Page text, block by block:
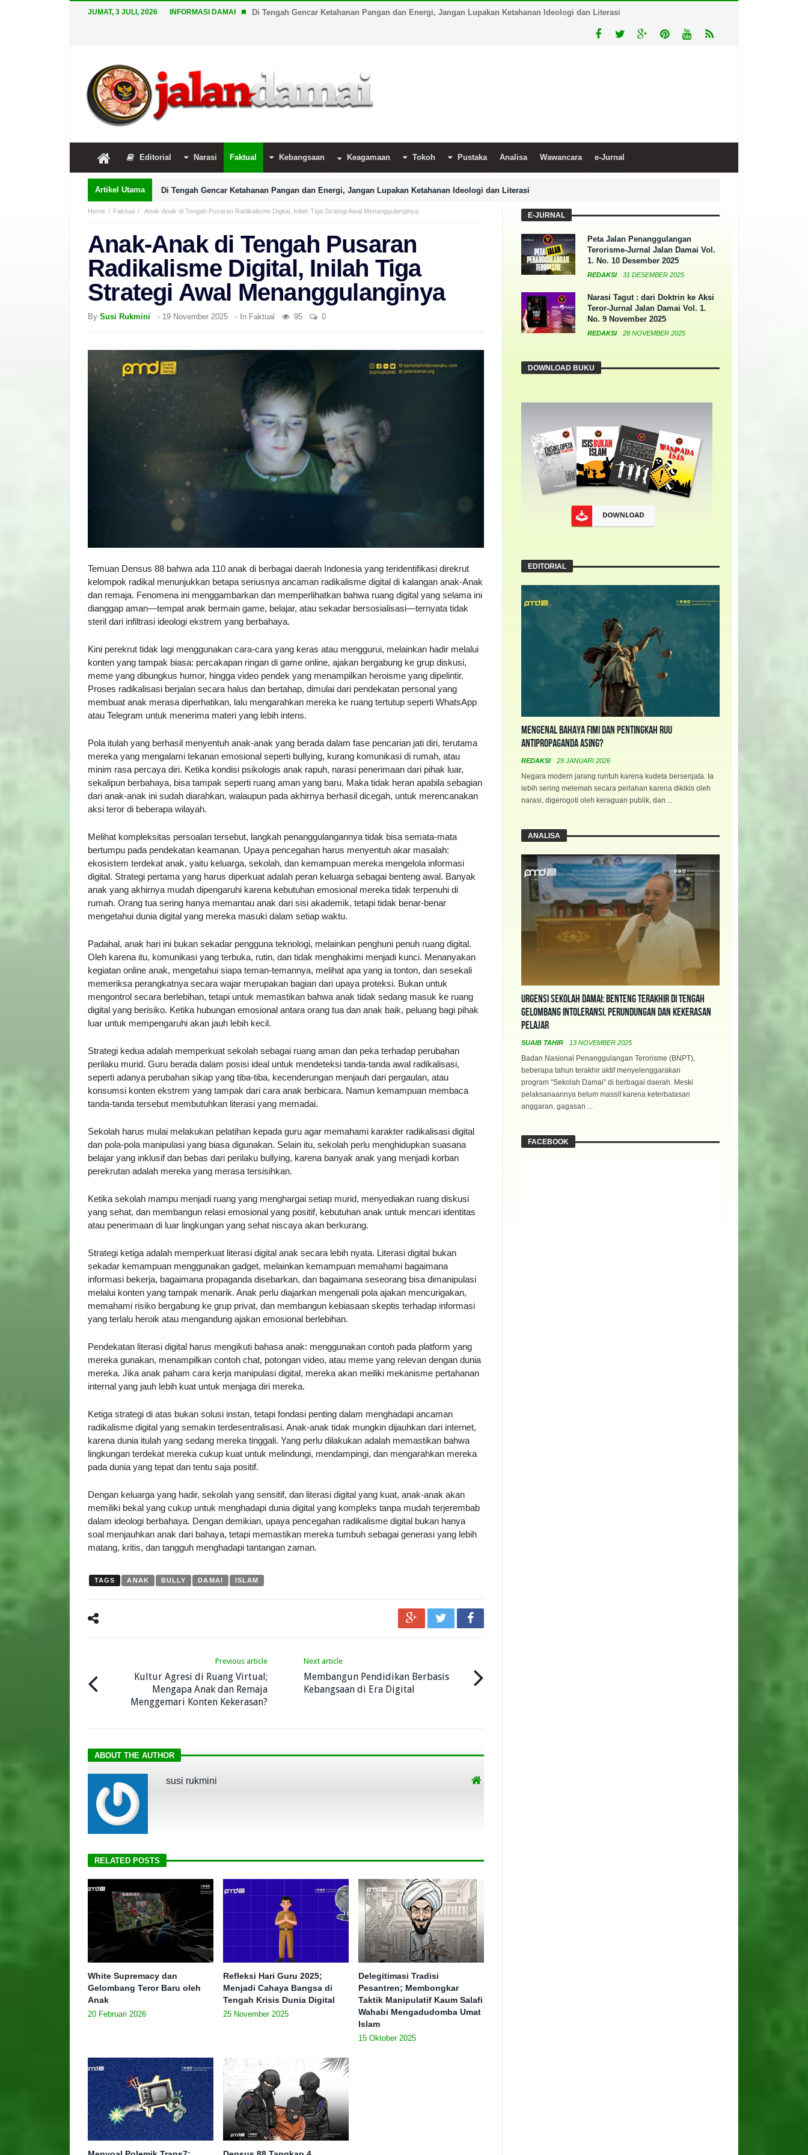
JUMAT, 3 JULI, 2026 INFORMASI DAMAI Di Tengah Gencar Ketahanan Pangan dan Energi, Jangan Lupakan Ketahanan Ideologi dan Literasi
Editorial Narasi Faktual Kebangsaan Keagamaan Tokoh Pustaka Analisa Wawancara e-Jurnal
Artikel Utama Di Tengah Gencar Ketahanan Pangan dan Energi, Jangan Lupakan Ketahanan Ideologi dan Literasi
Home Faktual Anak-Anak di Tengah Pusaran Radikalisme Digital, Inilah Tiga Strategi Awal Menanggulanginya
Anak-Anak di Tengah Pusaran
Radikalisme Digital, Inilah Tiga
Strategi Awal Menanggulanginya
By Susi Rukmini - 19 November 2025 - In Faktual 95 0
Temuan Densus 88 bahwa ada 110 anak di berbagai daerah Indonesia yang teridentifikasi direkrut
kelompok radikal menunjukkan betapa seriusnya ancaman radikalisme digital di kalangan anak-Anak
dan remaja. Fenomena ini menggambarkan dan memperlihatkan bahwa ruang digital yang selama ini
dianggap aman—tempat anak bermain game, belajar, atau sekadar bersosialisasi—ternyata tidak
steril dari infiltrasi ideologi ekstrem yang berbahaya.
Kini perekrut tidak lagi menggunakan cara-cara yang keras atau menggurui, melainkan hadir melalui
konten yang tampak biasa: percakapan ringan di game online, ajakan bergabung ke grup diskusi,
meme yang dibungkus humor, hingga video pendek yang menampilkan heroisme yang dipelintir.
Proses radikalisasi berjalan secara halus dan bertahap, dimulai dari pendekatan personal yang
membuat anak merasa diperhatikan, lalu mengarahkan mereka ke ruang tertutup seperti WhatsApp
atau Telegram untuk menerima materi yang lebih intens.
Pola itulah yang berhasil menyentuh anak-anak yang berada dalam fase pencarian jati diri, terutama
mereka yang mengalami tekanan emosional seperti bullying, kurang komunikasi di rumah, atau
minim rasa percaya diri. Ketika kondisi psikologis anak rapuh, narasi penerimaan dari pihak luar,
sekalipun berbahaya, bisa tampak seperti ruang aman yang baru. Maka tidak heran apabila sebagian
dari anak-anak ini sudah diarahkan, walaupun pada akhirnya berhasil dicegah, untuk merencanakan
aksi teror di beberapa wilayah.
Melihat kompleksitas persoalan tersebut, langkah penanggulangannya tidak bisa semata-mata
bertumpu pada pendekatan keamanan. Upaya pencegahan harus menyentuh akar masalah:
ekosistem terdekat anak, yaitu keluarga, sekolah, dan kemampuan mereka mengelola informasi
digital. Strategi pertama yang harus diperkuat adalah peran keluarga sebagai benteng awal. Banyak
anak yang akhirnya mudah dipengaruhi karena kebutuhan emosional mereka tidak terpenuhi di
rumah. Orang tua sering hanya memantau anak dari sisi akademik, tetapi tidak benar-benar
mengetahui dunia digital yang mereka masuki dalam setiap waktu.
Padahal, anak hari ini bukan sekadar pengguna teknologi, melainkan penghuni penuh ruang digital.
Oleh karena itu, komunikasi yang terbuka, rutin, dan tidak menghakimi menjadi kunci. Menanyakan
kegiatan online anak, mengetahui siapa teman-temannya, melihat apa yang ia tonton, dan sesekali
memeriksa perangkatnya secara wajar merupakan bagian dari upaya proteksi. Bukan untuk
mengontrol secara berlebihan, tetapi untuk memastikan bahwa anak tidak sedang masuk ke ruang
digital yang berisiko. Ketika hubungan emosional antara orang tua dan anak baik, peluang bagi pihak
luar untuk mempengaruhi akan jauh lebih kecil.
Strategi kedua adalah memperkuat sekolah sebagai ruang aman dan peka terhadap perubahan
perilaku murid. Guru berada dalam posisi ideal untuk mendeteksi tanda-tanda awal radikalisasi,
seperti adanya perubahan sikap yang tiba-tiba, kecenderungan menjauh dari pergaulan, atau
konsumsi konten ekstrem yang tampak dari cara anak berbicara. Namun kemampuan membaca
tanda-tanda tersebut membutuhkan literasi yang memadai.
Sekolah harus mulai melakukan pelatihan kepada guru agar memahami karakter radikalisasi digital
dan pola-pola manipulasi yang biasa digunakan. Selain itu, sekolah perlu menghidupkan suasana
belajar yang inklusif dan bebas dari perilaku bullying, karena banyak anak yang menjadi korban
perekrutan adalah mereka yang merasa tersisihkan.
Ketika sekolah mampu menjadi ruang yang menghargai setiap murid, menyediakan ruang diskusi
yang sehat, dan membangun relasi emosional yang positif, kebutuhan anak untuk mencari identitas
atau penerimaan di luar lingkungan yang sehat niscaya akan berkurang.
Strategi ketiga adalah memperkuat literasi digital anak secara lebih nyata. Literasi digital bukan
sekadar kemampuan menggunakan gadget, melainkan kemampuan memahami bagaimana
informasi bekerja, bagaimana propaganda disebarkan, dan bagaimana seseorang bisa dimanipulasi
melalui konten yang tampak menarik. Anak perlu diajarkan mengenali pola ajakan mencurigakan,
memahami risiko bergabung ke grup privat, dan membangun kebiasaan skeptis terhadap informasi
yang terlalu heroik atau mengandung ajakan emosional berlebihan.
Pendekatan literasi digital harus mengikuti bahasa anak: menggunakan contoh pada platform yang
mereka gunakan, menampilkan contoh chat, potongan video, atau meme yang relevan dengan dunia
mereka. Jika anak paham cara kerja manipulasi digital, mereka akan meiliki mekanisme pertahanan
internal yang jauh lebih kuat untuk menjaga diri mereka.
Ketiga strategi di atas bukan solusi instan, tetapi fondasi penting dalam menghadapi ancaman
radikalisme digital yang semakin terdesentralisasi. Anak-anak tidak mungkin dijauhkan dari internet,
karena dunia itulah yang sedang mereka tinggali. Yang perlu dilakukan adalah memastikan bahwa
lingkungan terdekat mereka cukup kuat untuk melindungi, mendampingi, dan mengarahkan mereka
pada dunia yang tepat dan tentu saja positif.
Dengan keluarga yang hadir, sekolah yang sensitif, dan literasi digital yang kuat, anak-anak akan
memiliki bekal yang cukup untuk menghadapi dunia digital yang kompleks tanpa mudah terjerembab
dalam ideologi berbahaya. Dengan demikian, upaya pencegahan radikalisme digital bukan hanya
soal menjauhkan anak dari bahaya, tetapi memastikan mereka tumbuh sebagai generasi yang lebih
matang, kritis, dan tangguh menghadapi tantangan zaman.
TAGS ANAK BULLY DAMAI ISLAM
Previous article
Kultur Agresi di Ruang Virtual;
Mengapa Anak dan Remaja
Menggemari Konten Kekerasan?
Next article
Membangun Pendidikan Berbasis
Kebangsaan di Era Digital
ABOUT THE AUTHOR
susi rukmini
RELATED POSTS
White Supremacy dan
Gelombang Teror Baru oleh
Anak
20 Februari 2026
Refleksi Hari Guru 2025;
Menjadi Cahaya Bangsa di
Tengah Krisis Dunia Digital
25 November 2025
Delegitimasi Tradisi
Pesantren; Membongkar
Taktik Manipulatif Kaum Salafi
Wahabi Mengadudomba Umat
Islam
15 Oktober 2025
E-JURNAL
Peta Jalan Penanggulangan
Terorisme-Jurnal Jalan Damai Vol.
1. No. 10 Desember 2025
REDAKSI 31 DESEMBER 2025
Narasi Tagut : dari Doktrin ke Aksi
Teror-Jurnal Jalan Damai Vol. 1.
No. 9 November 2025
REDAKSI 28 NOVEMBER 2025
DOWNLOAD BUKU
EDITORIAL
Mengenal Bahaya FIMI dan Pentingkah RUU
Antipropaganda Asing?
REDAKSI 29 JANUARI 2026
Negara modern jarang runtuh karena kudeta bersenjata. Ia
lebih sering melemah secara perlahan karena dikikis oleh
narasi, digerogoti oleh keraguan publik, dan ...
ANALISA
Urgensi Sekolah Damai: Benteng Terakhir di Tengah
Gelombang Intoleransi, Perundungan dan Kekerasan
Pelajar
SUAIB TAHIR 13 NOVEMBER 2025
Badan Nasional Penanggulangan Terorisme (BNPT),
beberapa tahun terakhir aktif menyelenggarakan
program “Sekolah Damai” di berbagai daerah. Meski
pelaksanaannya belum massif karena keterbatasan
anggaran, gagasan ...
FACEBOOK